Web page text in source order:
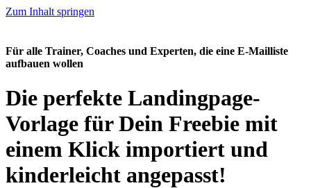
Zum Inhalt springen
Für alle Trainer, Coaches und Experten, die eine E-Mailliste
aufbauen wollen
Die perfekte Landingpage-
Vorlage für Dein Freebie mit
einem Klick importiert und
kinderleicht angepasst!